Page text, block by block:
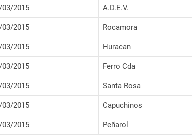
03/2015 A.D.E.V.
03/2015 Rocamora
03/2015 Huracan
03/2015 Ferro Cda
03/2015 Santa Rosa
03/2015 Capuchinos
03/2015 Peñarol